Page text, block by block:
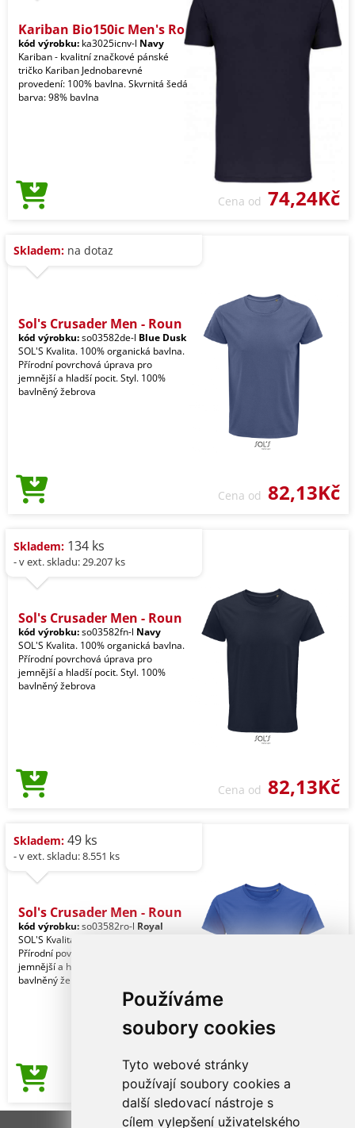
Používáme
soubory cookies
Tyto webové stránky
používají soubory cookies a
další sledovací nástroje s
cílem vylepšení uživatelského
Kariban Bio150ic Men's Ro
kód výrobku: ka3025icnv-l Navy
Kariban - kvalitní značkové pánské
tričko Kariban Jednobarevné
provedení: 100% bavlna. Skvrnitá šedá
barva: 98% bavlna
Cena od 74,24Kč
Skladem: na dotaz
Sol's Crusader Men - Roun
kód výrobku:so03582de-l Blue Dusk
SOL'S Kvalita. 100% organická bavlna.
Přírodní povrchová úprava pro
jemnější a hladší pocit. Styl. 100%
bavlněný žebrova
Cena od 82,13Kč
Skladem: 134 ks
- v ext. skladu: 29.207 ks
Sol's Crusader Men - Roun
kód výrobku:so03582fn-l Navy
SOL'S Kvalita. 100% organická bavlna.
Přírodní povrchová úprava pro
jemnější a hladší pocit. Styl. 100%
bavlněný žebrova
Cena od 82,13Kč
Skladem: 49 ks
- v ext. skladu: 8.551 ks
Sol's Crusader Men - Roun
kód výrobku:so03582ro-l Royal
SOL'S Kvalita. 100% organická bavlna.
Přírodní povrchová úprava pro
jemnější a hladší pocit. Styl. 100%
bavlněný žebrova
Cena od82,13Kč